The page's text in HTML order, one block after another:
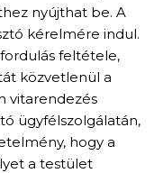
nyújthat be. A
kérelmére indul.
feltétele,
közvetlenül a
vitarendezés
ügyfélszolgálatán,
hogy a
a testület